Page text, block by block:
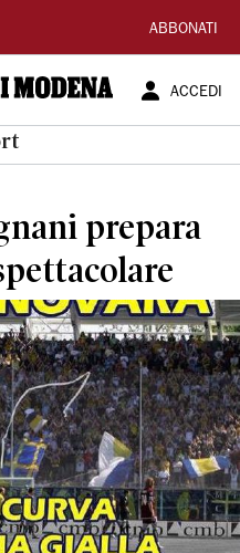
ABBONATI
ACCEDI
prepara